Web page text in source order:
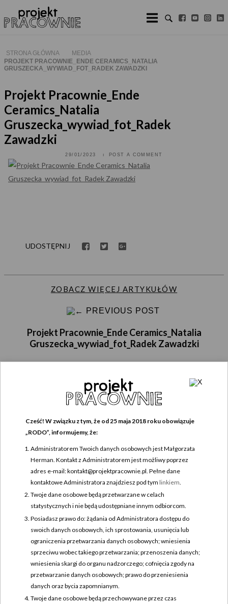
to
STRONA GŁÓWNA
MEDIA
PROJEKT PRACOWNIE_ENDE CERAMICS_NATALIA
GRUSZECKA_WYWIAD_FOT_RADEK ZAWADZKI
Projekt Pracownie_Ende
Ceramics_Natalia
Gruszecka_wywiad_fot_Radek
Zawadzki
29/01/2023 POST A COMMENT
UDOSTĘPNIJ
ZOBACZ WIĘCEJ ARTYKUŁÓW
PREVIOUS POST
Projekt Pracownie_Ende Ceramics_Natalia
Gruszecka_wywiad_fot_Radek Zawadzki
DODAJ KOMENTARZ
Twój adres e-mail nie zostanie opublikowany.
Cześć! W związku z tym, że od 25 maja 2018 roku obowiązuje
„RODO”, informujemy, że:
Administratorem Twoich danych osobowych jest Małgorzata
Herman. Kontakt z Administratorem jest możliwy poprzez
adres e-mail: kontakt@projektpracownie.pl. Pełne dane
kontaktowe Administratora znajdziesz pod tym linkiem
Twoje dane osobowe będą przetwarzane w celach
statystycznych i nie będą udostępniane innym odbiorcom.
Posiadasz prawo do: żądania od Administratora dostępu do
swoich danych osobowych, ich sprostowania, usunięcia lub
ograniczenia przetwarzania danych osobowych; wniesienia
sprzeciwu wobec takiego przetwarzania; przenoszenia danych;
wniesienia skargi do organu nadzorczego; cofnięcia zgody na
przetwarzanie danych osobowych; prawo do przeniesienia
danych oraz bycia zapomnianym.
Twoje dane osobowe będą przechowywane przez czas